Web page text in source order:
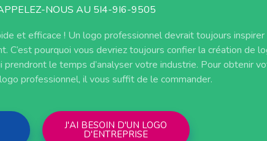
NOUS AU 5I4-9I6-9505
et efficace ! Un logo professionnel devrait toujours inspirer
C’est pourquoi vous devriez toujours confier la création de
le temps d’analyser votre industrie. Pour obtenir
professionnel, il vous suffit de le commander.
J'AI BESOIN D'UN LOGO
D'ENTREPRISE